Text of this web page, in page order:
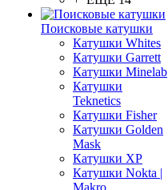
Поисковые катушки
Катушки Whites
Катушки Garrett
Катушки Minelab
Катушки
Teknetics
Катушки Fisher
Катушки Golden
Mask
Катушки XP
Катушки Nokta |
Makro